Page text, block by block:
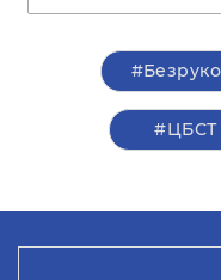
#ЦБСТ